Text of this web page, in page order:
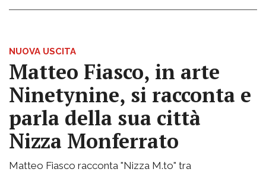
NUOVA USCITA
Matteo Fiasco, in arte
Ninetynine, si racconta e
parla della sua città
Nizza Monferrato
Matteo Fiasco racconta "Nizza M.to" tra